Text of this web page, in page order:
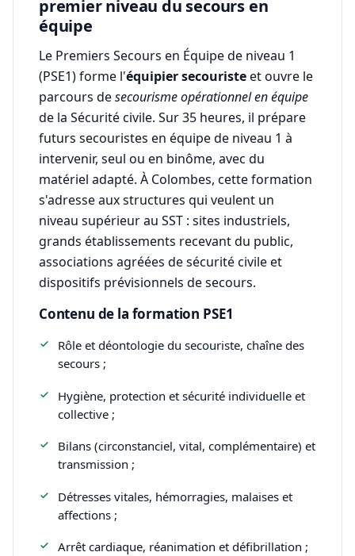
premier niveau du secours en
équipe
Le Premiers Secours en Équipe de niveau 1
(PSE1) forme l'équipier secouristeet ouvre le
parcours desecourisme opérationnel en équipe
de la Sécurité civile. Sur 35 heures, il prépare
futurs secouristes en équipe de niveau 1 à
intervenir, seul ou en binôme, avec du
matériel adapté. À Colombes, cette formation
s'adresse aux structures qui veulent un
niveau supérieur au SST : sites industriels,
grands établissements recevant du public,
associations agréées de sécurité civile et
dispositifs prévisionnels de secours.
Contenu de la formation PSE1
Rôle et déontologie du secouriste, chaîne des
secours ;
Hygiène, protection et sécurité individuelle et
collective ;
Bilans (circonstanciel, vital, complémentaire) et
transmission ;
Détresses vitales, hémorragies, malaises et
affections ;
Arrêt cardiaque, réanimation et défibrillation ;